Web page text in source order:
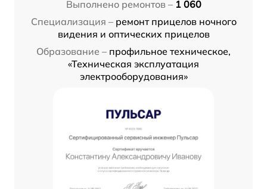
Выполнено ремонтов – 1 060
Специализация – ремонт прицелов ночного
видения и оптических прицелов
Образование – профильное техническое,
«Техническая эксплуатация
электрооборудования»